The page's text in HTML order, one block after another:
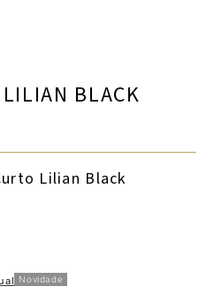
BLACK
Lilian Black
Novidade